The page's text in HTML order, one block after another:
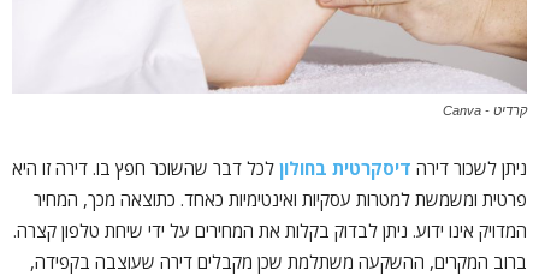
קרדיט - Canva
ניתן לשכור דירה דיסקרטית בחולון לכל דבר שהשוכר חפץ בו. דירה זו היא
פרטית ומשמשת למטרות עסקיות ואינטימיות כאחד. כתוצאה מכך, המחיר
המדויק אינו ידוע. ניתן לבדוק בקלות את המחירים על ידי שיחת טלפון קצרה.
ברוב המקרים, ההשקעה משתלמת שכן מקבלים דירה שעוצבה בקפידה,